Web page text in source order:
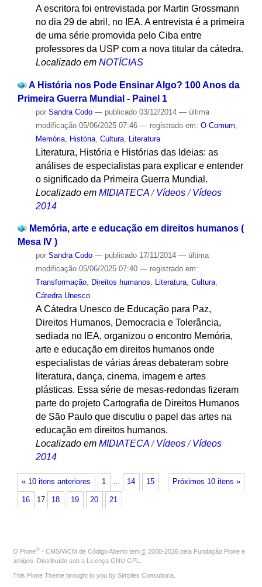
A escritora foi entrevistada por Martin Grossmann
no dia 29 de abril, no IEA. A entrevista é a primeira
de uma série promovida pelo Ciba entre
professores da USP com a nova titular da cátedra.
Localizado em NOTÍCIAS
A História nos Pode Ensinar Algo? 100 Anos da
Primeira Guerra Mundial - Painel 1
por Sandra Codo — publicado03/12/2014 — última
modificação05/06/2025 07:46 — registrado em: O Comum
Memória, História, Cultura, Literatura
Literatura, História e Histórias das Ideias: as
análises de especialistas para explicar e entender
o significado da Primeira Guerra Mundial.
Localizado em MIDIATECA /Vídeos /Vídeos
2014
Memória, arte e educação em direitos humanos (
Mesa IV )
por Sandra Codo — publicado17/11/2014 — última
modificação05/06/2025 07:40 — registrado em:
Transformação, Direitos humanos, Literatura, Cultura,
Cátedra Unesco
A Cátedra Unesco de Educação para Paz,
Direitos Humanos, Democracia e Tolerância,
sediada no IEA, organizou o encontro Memória,
arte e educação em direitos humanos onde
especialistas de várias áreas debateram sobre
literatura, dança, cinema, imagem e artes
plásticas. Essa série de mesas-redondas fizeram
parte do projeto Cartografia de Direitos Humanos
de São Paulo que discutiu o papel das artes na
educação em direitos humanos.
Localizado em MIDIATECA /Vídeos /Vídeos
2014
« 10 itens anteriores Próximos 10 itens »
1 … 14 15
16 17 18 19 20 21
O Plone® - CMS/WCM de Código Aberto tem © 2000-2026 pela Fundação Plone e
amigos. Distribuído sob a Licença GNU GPL
This Plone Theme brought to you by Simples Consultoria